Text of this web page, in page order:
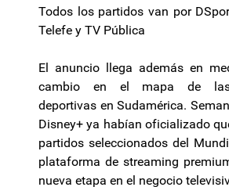
Todos los partidos van por
Telefe y TV Pública
El anuncio llega además en
cambio en el mapa de las
deportivas en Sudamérica.
Disney+ ya habían oficializado
partidos seleccionados del
plataforma de streaming
nueva etapa en el negocio